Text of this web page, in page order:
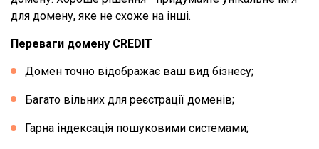
для домену, яке не схоже на інші.
Переваги домену CREDIT
Домен точно відображає ваш вид бізнесу;
Багато вільних для реєстрації доменів;
Гарна індексація пошуковими системами;